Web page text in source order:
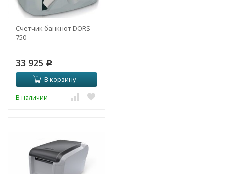
Счетчик банкнот DORS
750
33 925 Р
В корзину
В наличии